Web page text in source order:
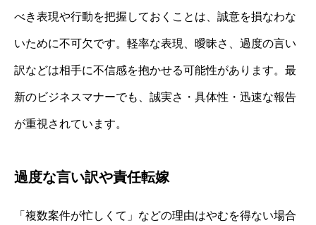
べき表現や行動を把握しておくことは、誠意を損なわな
いために不可欠です。軽率な表現、曖昧さ、過度の言い
訳などは相手に不信感を抱かせる可能性があります。最
新のビジネスマナーでも、誠実さ・具体性・迅速な報告
が重視されています。
過度な言い訳や責任転嫁
「複数案件が忙しくて」などの理由はやむを得ない場合